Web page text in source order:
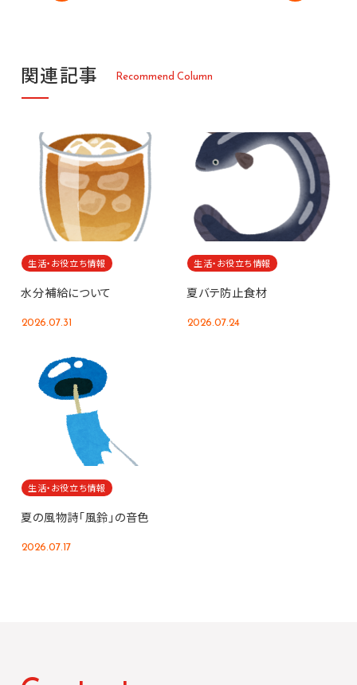
関連記事 Recommend Co lumn
生活・お役立ち情報
水分補給について
2026.07.31
生活・お役立ち情報
夏バテ防止食材
2026.07.24
生活・お役立ち情報
夏の風物詩「風鈴」の音色
2026.07.17